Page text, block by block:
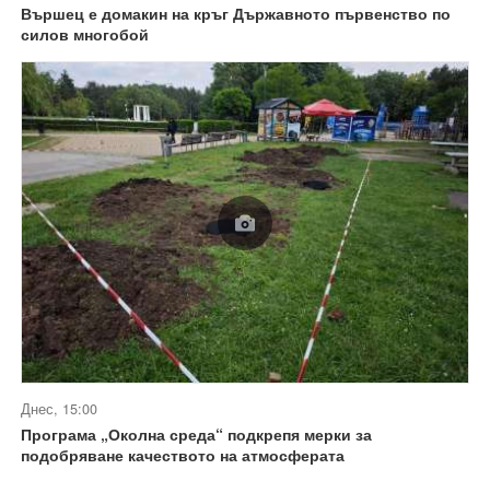
Вършец е домакин на кръг Държавното първенство по
силов многобой
Днес, 15:00
Програма „Околна среда“ подкрепя мерки за
подобряване качеството на атмосферата